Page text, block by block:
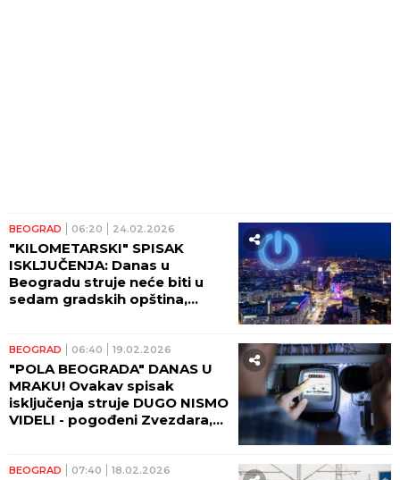
BEOGRAD 06:20 24.02.2026
"KILOMETARSKI" SPISAK
ISKLJUČENJA: Danas u
Beogradu struje neće biti u
sedam gradskih opština,
BEOGRAD 06:40 19.02.2026
"POLA BEOGRADA" DANAS U
MRAKU! Ovakav spisak
isključenja struje DUGO NISMO
VIDELI - pogođeni Zvezdara,
BEOGRAD 07:40 18.02.2026